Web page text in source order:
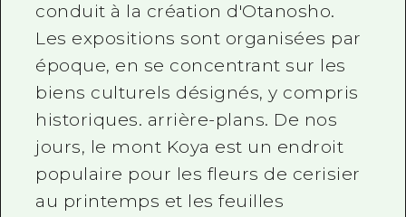
conduit à la création d'Otanosho.
Les expositions sont organisées par
époque, en se concentrant sur les
biens culturels désignés, y compris
historiques. arrière-plans. De nos
jours, le mont Koya est un endroit
populaire pour les fleurs de cerisier
au printemps et les feuilles